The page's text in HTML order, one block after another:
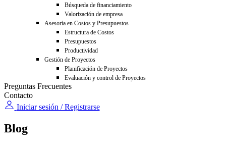
Búsqueda de financiamiento
Valorización de empresa
Asesoría en Costos y Presupuestos
Estructura de Costos
Presupuestos
Productividad
Gestión de Proyectos
Planificación de Proyectos
Evaluación y control de Proyectos
Preguntas Frecuentes
Contacto
Iniciar sesión / Registrarse
Blog